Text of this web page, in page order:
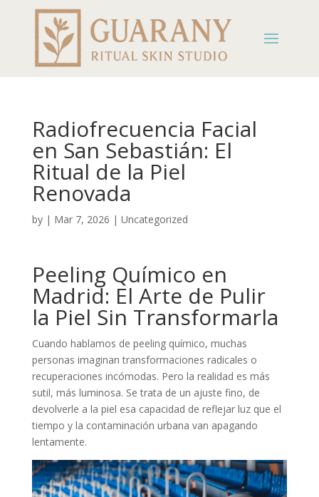
Radiofrecuencia Facial
en San Sebastián: El
Ritual de la Piel
Renovada
by | Mar 7, 2026 | Uncategorized
Peeling Químico en
Madrid: El Arte de Pulir
la Piel Sin Transformarla
Cuando hablamos de peeling químico, muchas
personas imaginan transformaciones radicales o
recuperaciones incómodas. Pero la realidad es más
sutil, más luminosa. Se trata de un ajuste fino, de
devolverle a la piel esa capacidad de reflejar luz que el
tiempo y la contaminación urbana van apagando
lentamente.